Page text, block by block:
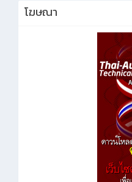
โฆษณา